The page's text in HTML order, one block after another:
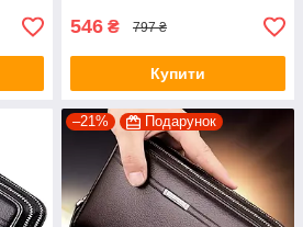
546 ₴ 797 ₴
Купити
–21% Подарунок